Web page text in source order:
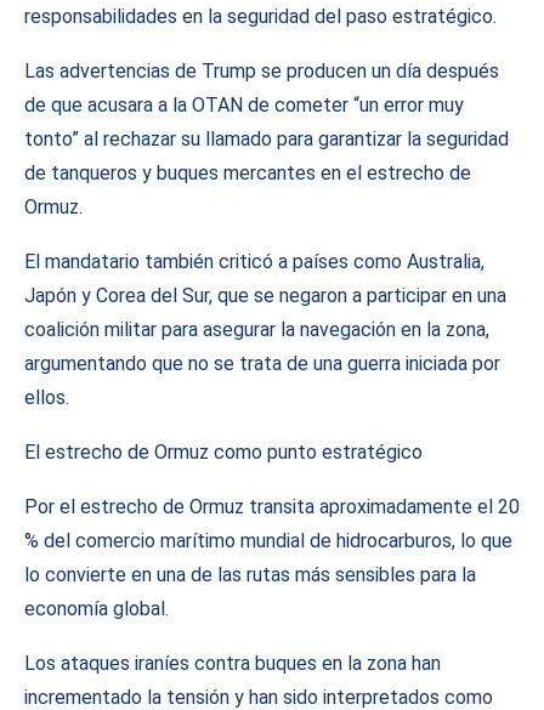
responsabilidades en la seguridad del paso estratégico.
Las advertencias de Trump se producen un día después
de que acusara a la OTAN de cometer “un error muy
tonto” al rechazar su llamado para garantizar la seguridad
de tanqueros y buques mercantes en el estrecho de
Ormuz.
El mandatario también criticó a países como Australia,
Japón y Corea del Sur, que se negaron a participar en una
coalición militar para asegurar la navegación en la zona,
argumentando que no se trata de una guerra iniciada por
ellos.
El estrecho de Ormuz como punto estratégico
Por el estrecho de Ormuz transita aproximadamente el 20
% del comercio marítimo mundial de hidrocarburos, lo que
lo convierte en una de las rutas más sensibles para la
economía global.
Los ataques iraníes contra buques en la zona han
incrementado la tensión y han sido interpretados como